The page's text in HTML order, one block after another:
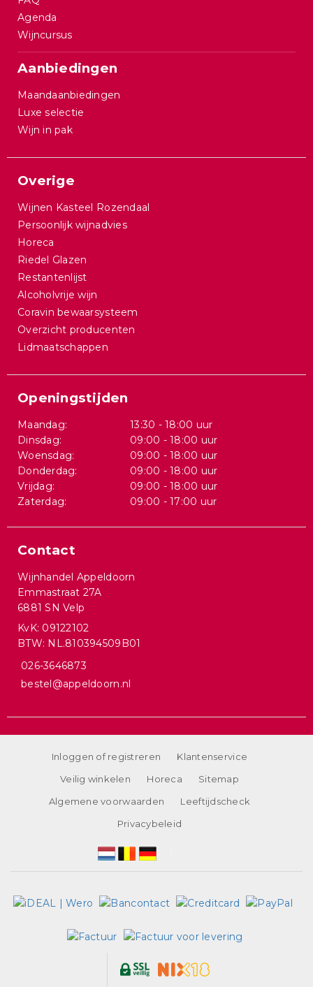
Agenda
Wijncursus
Aanbiedingen
Maandaanbiedingen
Luxe selectie
Wijn in pak
Overige
Wijnen Kasteel Rozendaal
Persoonlijk wijnadvies
Horeca
Riedel Glazen
Restantenlijst
Alcoholvrije wijn
Coravin bewaarsysteem
Overzicht producenten
Lidmaatschappen
Openingstijden
Maandag:
13:30 - 18:00 uur
Dinsdag:
09:00 - 18:00 uur
Woensdag:
09:00 - 18:00 uur
Donderdag:
09:00 - 18:00 uur
Vrijdag:
09:00 - 18:00 uur
Zaterdag:
09:00 - 17:00 uur
Contact
Wijnhandel Appeldoorn
Emmastraat 27A
6881 SN Velp
KvK: 09122102
BTW: NL.810394509B01
026-3646873
bestel@appeldoorn.nl
Inloggen of registreren
Klantenservice
Veilig winkelen
Horeca
Sitemap
Algemene voorwaarden
Leeftijdscheck
Privacybeleid